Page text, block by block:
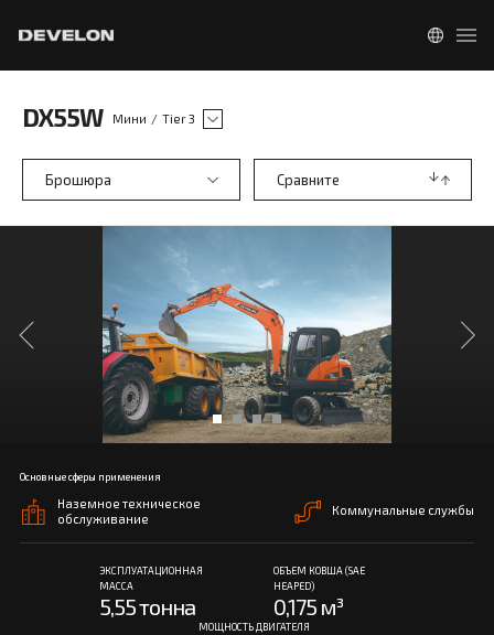
DX55W Мини / Tier 3
Брошюра Сравните
Основные сферы применения
Наземное техническое
обслуживание
Коммунальные службы
ЭКСПЛУАТАЦИОННАЯ
МАССА
5,55 тонна
ОБЪЕМ КОВША (SAE
HEAPED)
0,175 м³
МОЩНОСТЬ ДВИГАТЕЛЯ